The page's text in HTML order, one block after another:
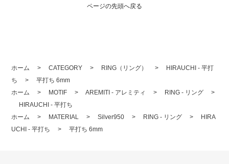
ページの先頭へ戻る
ホーム >CATEGORY > RING（リング） >
HIRAUCHI - 平打
ち >平打ち 6mm
ホーム > MOTIF >AREMITI - アレミティ > RING - リング >
HIRAUCHI - 平打ち
ホーム > MATERIAL >Silver950 > RING - リング >
HIRA
UCHI - 平打ち >平打ち 6mm